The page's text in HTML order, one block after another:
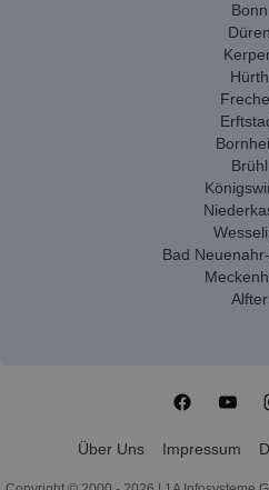
Bonn
Düren
Hürth
Brühl
Bad
Alfter
Über Uns Impressum